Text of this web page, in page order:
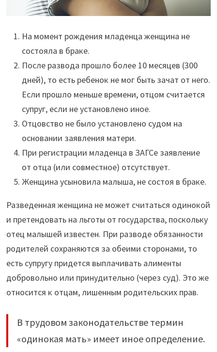
На момент рождения младенца женщина не
состояла в браке.
После развода прошло более 10 месяцев (300
дней), то есть ребенок не мог быть зачат от него.
Если прошло меньше времени, отцом считается
супруг, если не установлено иное.
Отцовство не было установлено судом на
основании заявления матери.
При регистрации младенца в ЗАГСе заявление
от отца (или совместное) отсутствует.
Женщина усыновила малыша, не состоя в браке.
Разведенная женщина не может считаться одинокой
и претендовать на льготы от государства, поскольку
отец малышей известен. При разводе обязанности
родителей сохраняются за обеими сторонами, то
есть супругу придется выплачивать алименты
добровольно или принудительно (через суд). Это же
относится к отцам, лишенным родительских прав.
В трудовом законодательстве термин
«одинокая мать» имеет иное определение.